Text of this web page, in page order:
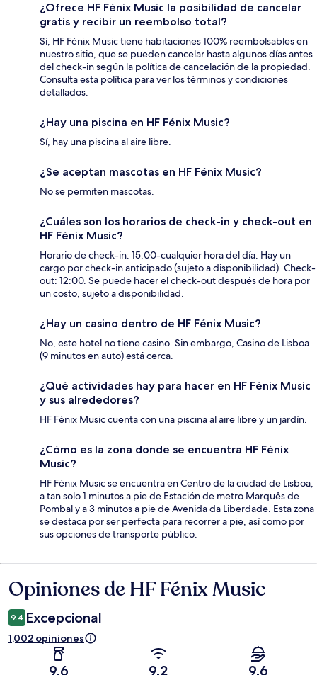
¿Ofrece HF Fénix Music la posibilidad de cancelar
gratis y recibir un reembolso total?
Sí, HF Fénix Music tiene habitaciones 100% reembolsables en
nuestro sitio, que se pueden cancelar hasta algunos días antes
del check-in según la política de cancelación de la propiedad.
Consulta esta política para ver los términos y condiciones
detallados.
¿Hay una piscina en HF Fénix Music?
Sí, hay una piscina al aire libre.
¿Se aceptan mascotas en HF Fénix Music?
No se permiten mascotas.
¿Cuáles son los horarios de check-in y check-out en
HF Fénix Music?
Horario de check-in: 15:00-cualquier hora del día. Hay un
cargo por check-in anticipado (sujeto a disponibilidad). Check-
out: 12:00. Se puede hacer el check-out después de hora por
un costo, sujeto a disponibilidad.
¿Hay un casino dentro de HF Fénix Music?
No, este hotel no tiene casino. Sin embargo, Casino de Lisboa
(9 minutos en auto) está cerca.
¿Qué actividades hay para hacer en HF Fénix Music
y sus alrededores?
HF Fénix Music cuenta con una piscina al aire libre y un jardín.
¿Cómo es la zona donde se encuentra HF Fénix
Music?
HF Fénix Music se encuentra en Centro de la ciudad de Lisboa,
a tan solo 1 minutos a pie de Estación de metro Marquês de
Pombal y a 3 minutos a pie de Avenida da Liberdade. Esta zona
se destaca por ser perfecta para recorrer a pie, así como por
sus opciones de transporte público.
Opiniones
Opiniones de HF Fénix Music
9.4 Excepcional
1,002 opiniones
9.6 9.2 9.6